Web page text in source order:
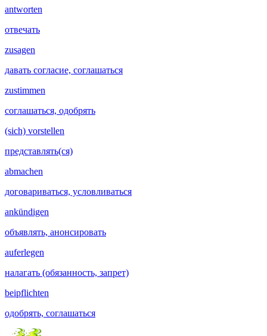
antworten
отвечать
zusagen
давать согласие, соглашаться
zustimmen
соглашаться, одобрять
(sich) vorstellen
представлять(ся)
abmachen
договариваться, условливаться
ankündigen
объявлять, анонсировать
auferlegen
налагать (обязанность, запрет)
beipflichten
одобрять, соглашаться